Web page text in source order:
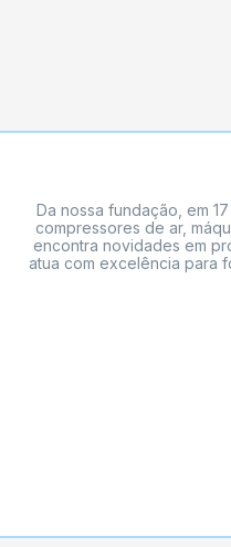
Da nossa fundação, em
compressores de ar,
encontra novidades em
atua com excelência para